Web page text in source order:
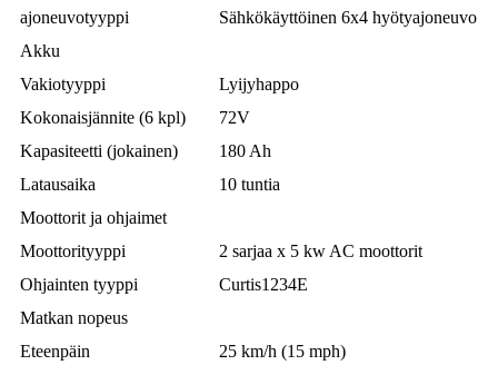
ajoneuvotyyppi
Sähkökäyttöinen 6x4 hyötyajoneuvo
Akku
Vakiotyyppi
Lyijyhappo
Kokonaisjännite (6 kpl)
72V
Kapasiteetti (jokainen)
180 Ah
Latausaika
10 tuntia
Moottorit ja ohjaimet
Moottorityyppi
2 sarjaa x 5 kw AC moottorit
Ohjainten tyyppi
Curtis1234E
Matkan nopeus
Eteenpäin
25 km/h (15 mph)